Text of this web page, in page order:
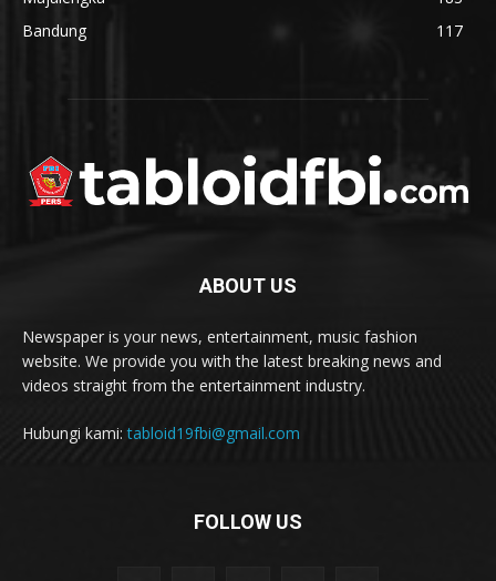
Bandung
117
ABOUT US
Newspaper is your news, entertainment, music fashion
website. We provide you with the latest breaking news and
videos straight from the entertainment industry.
Hubungi kami:tabloid19fbi@gmail.com
FOLLOW US